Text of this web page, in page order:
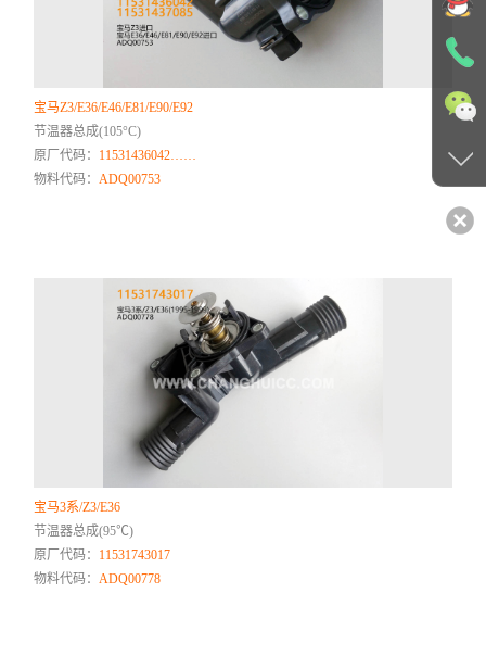
宝马Z3/E36/E46/E81/E90/E92
节温器总成(105°C)
原厂代码： 11531436042……
物料代码：ADQ00753
宝马3系/Z3/E36
节温器总成(95℃)
原厂代码： 11531743017
物料代码：ADQ00778